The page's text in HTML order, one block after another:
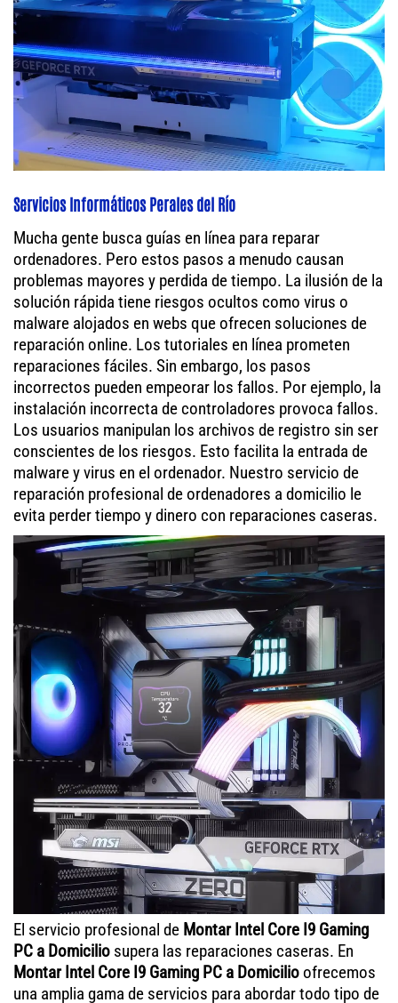
Servicios Informáticos Perales del Río
Mucha gente busca guías en línea para reparar
ordenadores. Pero estos pasos a menudo causan
problemas mayores y perdida de tiempo. La ilusión de la
solución rápida tiene riesgos ocultos como virus o
malware alojados en webs que ofrecen soluciones de
reparación online. Los tutoriales en línea prometen
reparaciones fáciles. Sin embargo, los pasos
incorrectos pueden empeorar los fallos. Por ejemplo, la
instalación incorrecta de controladores provoca fallos.
Los usuarios manipulan los archivos de registro sin ser
conscientes de los riesgos. Esto facilita la entrada de
malware y virus en el ordenador. Nuestro servicio de
reparación profesional de ordenadores a domicilio le
evita perder tiempo y dinero con reparaciones caseras.
El servicio profesional de Montar Intel Core I9 Gaming
PC a Domicilio supera las reparaciones caseras. En
Montar Intel Core I9 Gaming PC a Domicilioofrecemos
una amplia gama de servicios para abordar todo tipo de